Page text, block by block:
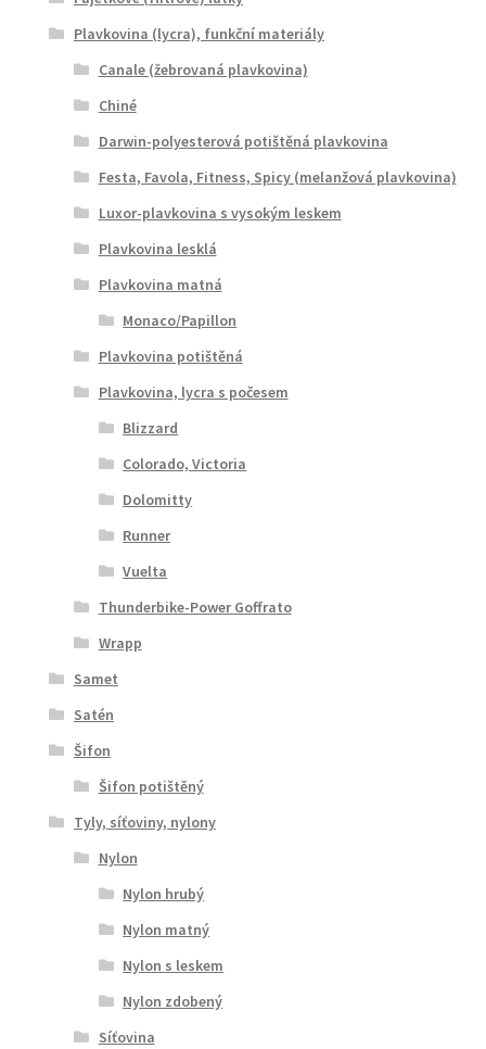
Plavkovina (lycra), funkční materiály
Canale (žebrovaná plavkovina)
Chiné
Darwin-polyesterová potištěná plavkovina
Festa, Favola, Fitness, Spicy (melanžová plavkovina)
Luxor-plavkovina s vysokým leskem
Plavkovina lesklá
Plavkovina matná
Monaco/Papillon
Plavkovina potištěná
Plavkovina, lycra s počesem
Blizzard
Colorado, Victoria
Dolomitty
Runner
Vuelta
Thunderbike-Power Goffrato
Wrapp
Samet
Satén
Šifon
Šifon potištěný
Tyly, síťoviny, nylony
Nylon
Nylon hrubý
Nylon matný
Nylon s leskem
Nylon zdobený
Síťovina